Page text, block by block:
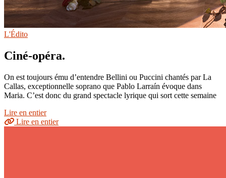
L'Édito
Ciné-opéra.
On est toujours ému d’entendre Bellini ou Puccini chantés par La
Callas, exceptionnelle soprano que Pablo Larraín évoque dans
Maria. C’est donc du grand spectacle lyrique qui sort cette semaine
Lire en entier
Lire en entier